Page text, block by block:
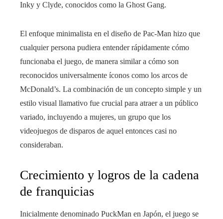
Inky y Clyde, conocidos como la Ghost Gang.
El enfoque minimalista en el diseño de Pac-Man hizo que
cualquier persona pudiera entender rápidamente cómo
funcionaba el juego, de manera similar a cómo son
reconocidos universalmente íconos como los arcos de
McDonald’s. La combinación de un concepto simple y un
estilo visual llamativo fue crucial para atraer a un público
variado, incluyendo a mujeres, un grupo que los
videojuegos de disparos de aquel entonces casi no
consideraban.
Crecimiento y logros de la cadena
de franquicias
Inicialmente denominado PuckMan en Japón, el juego se